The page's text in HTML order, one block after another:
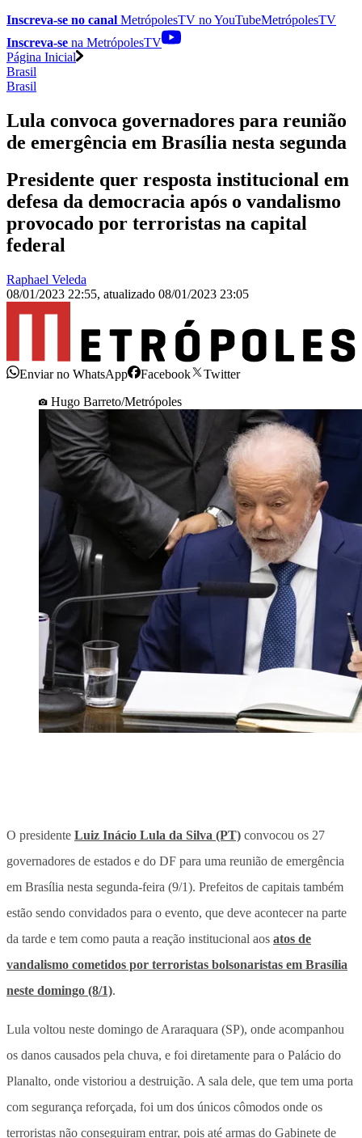
Inscreva-se no canal MetrópolesTV noYouTubeMetrópolesTV
Inscreva-se na MetrópolesTV
Página Inicial
Brasil
Brasil
Lula convoca governadores para reunião
de emergência em Brasília nesta segunda
Presidente quer resposta institucional em
defesa da democracia após o vandalismo
provocado por terroristas na capital
federal
Raphael Veleda
08/01/2023 22:55, atualizado 08/01/2023 23:05
Enviar no WhatsApp Facebook
Twitter
Hugo Barreto/Metrópoles
O presidente Luiz Inácio Lula da Silva (PT) convocou os 27
governadores de estados e do DF para uma reunião de emergência
em Brasília nesta segunda-feira (9/1). Prefeitos de capitais também
estão sendo convidados para o evento, que deve acontecer na parte
da tarde e tem como pauta a reação institucional aos atos de
vandalismo cometidos por terroristas bolsonaristas em Brasília
neste domingo (8/1).
Lula voltou neste domingo de Araraquara (SP), onde acompanhou
os danos causados pela chuva, e foi diretamente para o Palácio do
Planalto, onde vistoriou a destruição. A sala dele, que tem uma porta
com segurança reforçada, foi um dos únicos cômodos onde os
terroristas não conseguiram entrar, pois até armas do Gabinete de